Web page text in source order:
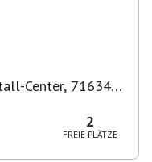
Center, 71634
2
FREIE PLÄTZE